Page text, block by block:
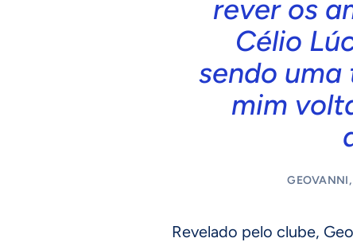
rever os
Célio
sendo
mim
Revelado pelo clube,